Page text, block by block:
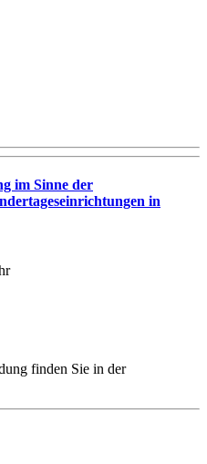
im Sinne der
in
finden Sie in der